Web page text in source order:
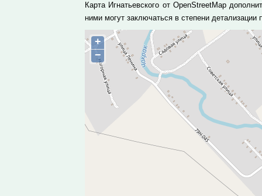
Карта Игнатьевского от OpenStreetMap
ними могут заключаться в степени
+
−